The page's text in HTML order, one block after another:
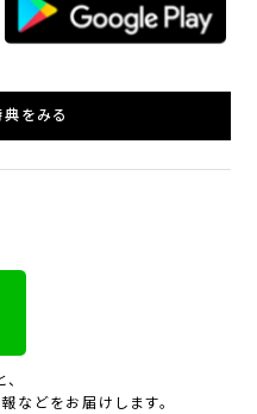
をみる
などをお届けします。